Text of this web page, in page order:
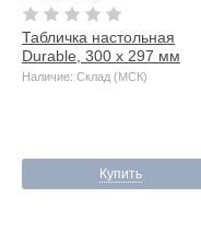
Табличка настольная
Durable, 300 х 297 мм
Наличие: Склад (МСК)
Купить